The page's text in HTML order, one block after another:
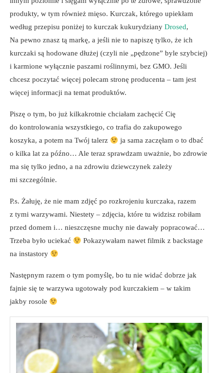
produkty, w tym również mięso. Kurczak, którego upiekłam
według przepisu poniżej to kurczak kukurydziany Drosed,
Na pewno znasz tą markę, a jeśli nie to napiszę tylko, że ich
kurczaki są hodowane dłużej (czyli nie „pędzone” byle szybciej)
i karmione wyłącznie paszami roślinnymi, bez GMO. Jeśli
chcesz poczytać więcej polecam stronę producenta – tam jest
więcej informacji na temat produktów.
Piszę o tym, bo już kilkakrotnie chciałam zachęcić Cię
do kontrolowania wszystkiego, co trafia do zakupowego
koszyka, a potem na Twój talerz
ja sama zaczęłam o to dbać
o kilka lat za późno… Ale teraz sprawdzam uważnie, bo zdrowie
ma się tylko jedno, a na zdrowiu dziewczynek zależy
mi szczególnie.
P.s. Żałuję, że nie mam zdjęć po rozkrojeniu kurczaka, razem
z tymi warzywami. Niestety – zdjęcia, które tu widzisz robiłam
przed domem i… nieszczęsne muchy nie dawały popracować…
Trzeba było uciekać
Pokazywałam nawet filmik z backstage
na instastory
Następnym razem o tym pomyślę, bo tu nie widać dobrze jak
fajnie się te warzywa ugotowały pod kurczakiem – w takim
jakby rosole